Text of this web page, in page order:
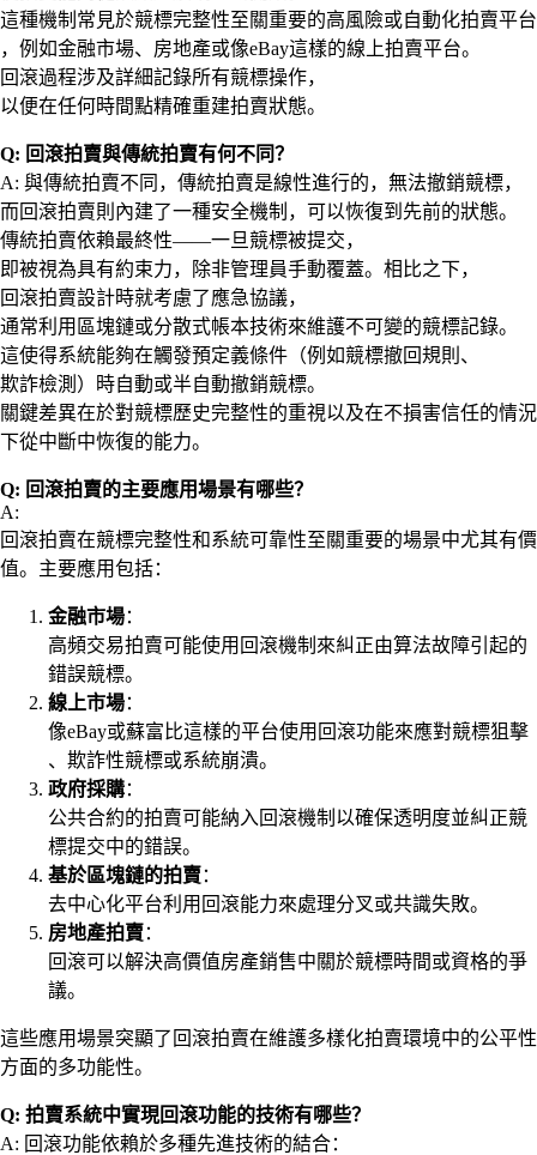
這種機制常見於競標完整性至關重要的高風險或自動化拍賣平台
，例如金融市場、房地產或像eBay這樣的線上拍賣平台。
回滾過程涉及詳細記錄所有競標操作，
以便在任何時間點精確重建拍賣狀態。
Q: 回滾拍賣與傳統拍賣有何不同？
A: 與傳統拍賣不同，傳統拍賣是線性進行的，無法撤銷競標，
而回滾拍賣則內建了一種安全機制，可以恢復到先前的狀態。
傳統拍賣依賴最終性——一旦競標被提交，
即被視為具有約束力，除非管理員手動覆蓋。相比之下，
回滾拍賣設計時就考慮了應急協議，
通常利用區塊鏈或分散式帳本技術來維護不可變的競標記錄。
這使得系統能夠在觸發預定義條件（例如競標撤回規則、
欺詐檢測）時自動或半自動撤銷競標。
關鍵差異在於對競標歷史完整性的重視以及在不損害信任的情況
下從中斷中恢復的能力。
Q: 回滾拍賣的主要應用場景有哪些？
A:
回滾拍賣在競標完整性和系統可靠性至關重要的場景中尤其有價
值。主要應用包括：
金融市場：
高頻交易拍賣可能使用回滾機制來糾正由算法故障引起的
錯誤競標。
線上市場：
像eBay或蘇富比這樣的平台使用回滾功能來應對競標狙擊
、欺詐性競標或系統崩潰。
政府採購：
公共合約的拍賣可能納入回滾機制以確保透明度並糾正競
標提交中的錯誤。
基於區塊鏈的拍賣 ：
去中心化平台利用回滾能力來處理分叉或共識失敗。
房地產拍賣 ：
回滾可以解決高價值房產銷售中關於競標時間或資格的爭
議。
這些應用場景突顯了回滾拍賣在維護多樣化拍賣環境中的公平性
方面的多功能性。
Q: 拍賣系統中實現回滾功能的技術有哪些？
A: 回滾功能依賴於多種先進技術的結合：